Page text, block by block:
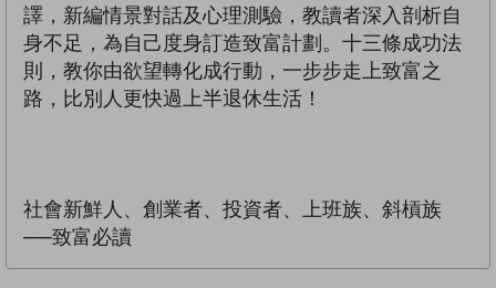
譯，新編情景對話及心理測驗，教讀者深入剖析自
身不足，為自己度身訂造致富計劃。十三條成功法
則，教你由欲望轉化成行動，一步步走上致富之
路，比別人更快過上半退休生活！
社會新鮮人、創業者、投資者、上班族、斜槓族
──致富必讀